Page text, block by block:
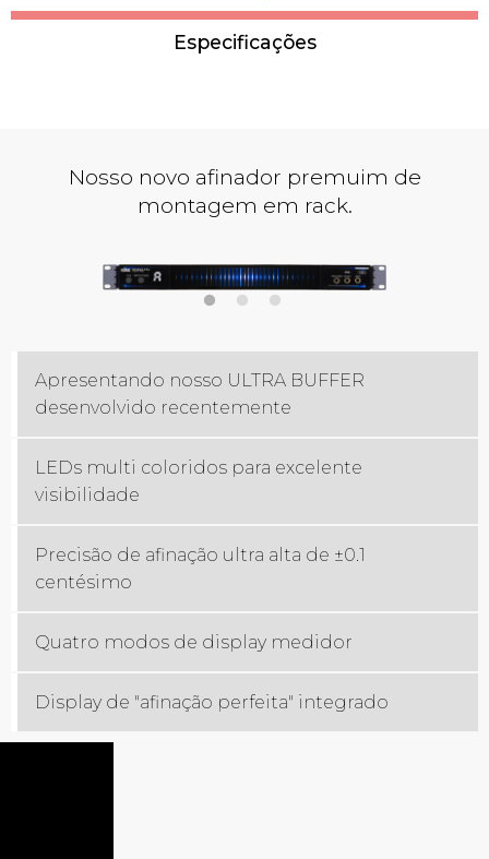
Especificações
Nosso novo afinador premuim de
montagem em rack.
Apresentando nosso ULTRA BUFFER
desenvolvido recentemente
LEDs multi coloridos para excelente
visibilidade
Precisão de afinação ultra alta de ±0.1
centésimo
Quatro modos de display medidor
Display de "afinação perfeita" integrado